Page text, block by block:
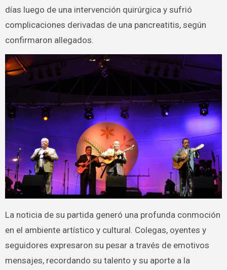
días luego de una intervención quirúrgica y sufrió
complicaciones derivadas de una pancreatitis, según
confirmaron allegados.
La noticia de su partida generó una profunda conmoción
en el ambiente artístico y cultural. Colegas, oyentes y
seguidores expresaron su pesar a través de emotivos
mensajes, recordando su talento y su aporte a la